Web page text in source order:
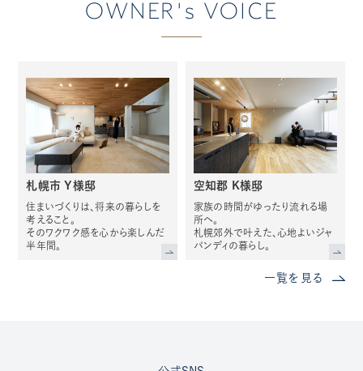
OWNER's VOICE
札幌市 Y様邸
住まいづくりは、将来の暮らしを
考えること。
そのワクワク感を心から楽しんだ
半年間。
空知郡 K様邸
家族の時間がゆったり流れる場
所へ。
札幌郊外で叶えた、心地よいジャ
パンディの暮らし。
一覧を見る